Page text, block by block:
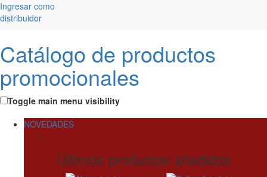
Ingresar como
distribuidor
Catálogo de productos
promocionales
Toggle main menu visibility
NOVEDADES
Últimos productos añadidos